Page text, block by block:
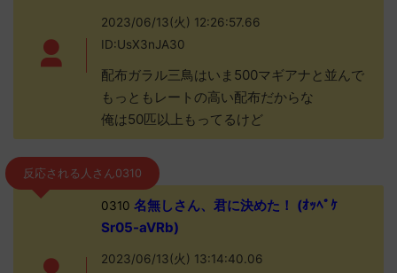
2023/06/13(火) 12:26:57.66
ID:UsX3nJA30
配布ガラル三鳥はいま500マギアナと並んで
もっともレートの高い配布だからな
俺は50匹以上もってるけど
反応される人さん0310
0310 名無しさん、君に決めた！ (ｵｯﾍﾟｹ
Sr05-aVRb)
2023/06/13(火) 13:14:40.06